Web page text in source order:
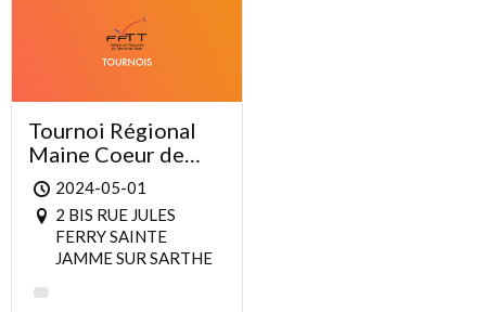
Tournoi Régional
Maine Coeur de
Sarthe TT
2024-05-01
2 BIS RUE JULES
FERRY SAINTE
JAMME SUR SARTHE